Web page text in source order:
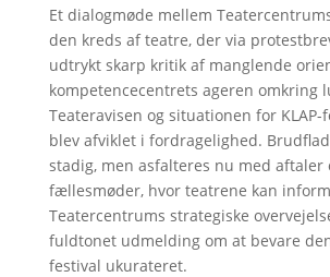
Et dialogmøde mellem
den kreds af teatre, der via
udtrykt skarp kritik af manglende
kompetencecentrets ageren omkring
Teateravisen og situationen for KLAP-
blev afviklet i fordragelighed.
stadig, men asfalteres nu med aftaler
fællesmøder, hvor teatrene kan
Teatercentrums strategiske
fuldtonet udmelding om at bevare
festival ukurateret.